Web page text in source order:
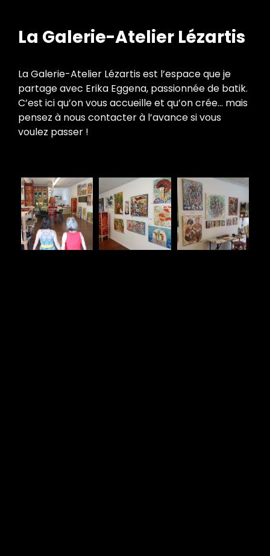
La Galerie-Atelier Lézartis
La Galerie-Atelier Lézartis est l’espace que je
partage avec Erika Eggena, passionnée de batik.
C’est ici qu’on vous accueille et qu’on crée… mais
pensez à nous contacter à l’avance si vous
voulez passer !